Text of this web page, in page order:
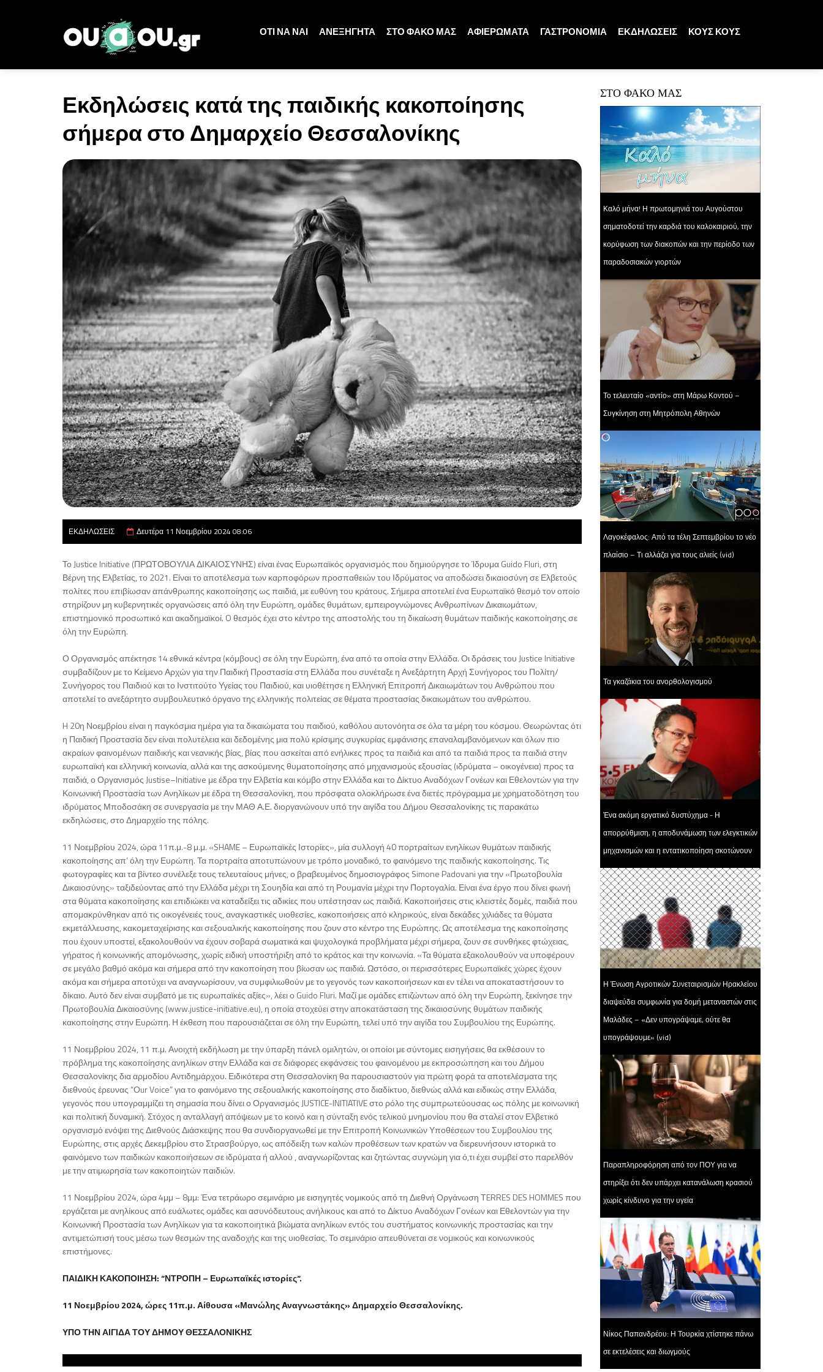
ΟΤΙ ΝΑ ΝΑΙ ΑΝΕΞΗΓΗΤΑ ΣΤΟ ΦΑΚΟ ΜΑΣ ΑΦΙΕΡΩΜΑΤΑ ΓΑΣΤΡΟΝΟΜΙΑ ΕΚΔΗΛΩΣΕΙΣ ΚΟΥΣ ΚΟΥΣ
Εκδηλώσεις κατά της παιδικής κακοποίησης
σήμερα στο Δημαρχείο Θεσσαλονίκης
ΕΚΔΗΛΩΣΕΙΣ Δευτέρα 11 Νοεμβρίου 2024 08:06
Το Justice Initiative (ΠΡΩΤΟΒΟΥΛΙΑ ΔΙΚΑΙΟΣΥΝΗΣ) είναι ένας Ευρωπαϊκός οργανισμός που δημιούργησε το Ίδρυμα Guido Fluri, στη
Βέρνη της Ελβετίας, το 2021. Είναι το αποτέλεσμα των καρποφόρων προσπαθειών του Ιδρύματος να αποδώσει δικαιοσύνη σε Ελβετούς
πολίτες που επιβίωσαν απάνθρωπης κακοποίησης ως παιδιά, με ευθύνη του κράτους. Σήμερα αποτελεί ένα Ευρωπαϊκό θεσμό τον οποίο
στηρίζουν μη κυβερνητικές οργανώσεις από όλη την Ευρώπη, ομάδες θυμάτων, εμπειρογνώμονες Ανθρωπίνων Δικαιωμάτων,
επιστημονικό προσωπικό και ακαδημαϊκοί. O θεσμός έχει στο κέντρο της αποστολής του τη δικαίωση θυμάτων παιδικής κακοποίησης σε
όλη την Ευρώπη.
Ο Οργανισμός απέκτησε 14 εθνικά κέντρα (κόμβους) σε όλη την Ευρώπη, ένα από τα οποία στην Ελλάδα. Οι δράσεις του Justice Initiative
συμβαδίζουν με το Κείμενο Αρχών για την Παιδική Προστασία στη Ελλάδα που συνέταξε η Ανεξάρτητη Αρχή Συνήγορος του Πολίτη/
Συνήγορος του Παιδιού και το Ινστιτούτο Υγείας του Παιδιού, και υιοθέτησε η Ελληνική Επιτροπή Δικαιωμάτων του Ανθρώπου που
αποτελεί το ανεξάρτητο συμβουλευτικό όργανο της ελληνικής πολιτείας σε θέματα προστασίας δικαιωμάτων του ανθρώπου.
H 20η Νοεμβρίου είναι η παγκόσμια ημέρα για τα δικαιώματα του παιδιού, καθόλου αυτονόητα σε όλα τα μέρη του κόσμου. Θεωρώντας ότι
η Παιδική Προστασία δεν είναι πολυτέλεια και δεδομένης μια πολύ κρίσιμης συγκυρίας εμφάνισης επαναλαμβανόμενων και όλων πιο
ακραίων φαινομένων παιδικής και νεανικής βίας, βίας που ασκείται από ενήλικες προς τα παιδιά και από τα παιδιά προς τα παιδιά στην
ευρωπαϊκή και ελληνική κοινωνία, αλλά και της ασκούμενης θυματοποίησης από μηχανισμούς εξουσίας (ιδρύματα – οικογένεια) προς τα
παιδιά, ο Οργανισμός Justise–Initiative με έδρα την Ελβετία και κόμβο στην Ελλάδα και το Δίκτυο Αναδόχων Γονέων και Εθελοντών για την
Κοινωνική Προστασία των Ανηλίκων με έδρα τη Θεσσαλονίκη, που πρόσφατα ολοκλήρωσε ένα διετές πρόγραμμα με χρηματοδότηση του
ιδρύματος Μποδοσάκη σε συνεργασία με την ΜΑΘ Α.Ε. διοργανώνουν υπό την αιγίδα του Δήμου Θεσσαλονίκης τις παρακάτω
εκδηλώσεις, στο Δημαρχείο της πόλης.
11 Νοεμβρίου 2024, ώρα 11π.μ.-8 μ.μ. «SHAME – Ευρωπαϊκές Ιστορίες», μία συλλογή 40 πορτραίτων ενηλίκων θυμάτων παιδικής
κακοποίησης απ’ όλη την Ευρώπη. Τα πορτραίτα αποτυπώνουν με τρόπο μοναδικό, το φαινόμενο της παιδικής κακοποίησης. Τις
φωτογραφίες και τα βίντεο συνέλεξε τους τελευταίους μήνες, ο βραβευμένος δημοσιογράφος Simone Padovani για την «Πρωτοβουλία
Δικαιοσύνης» ταξιδεύοντας από την Eλλάδα μέχρι τη Σουηδία και από τη Ρουμανία μέχρι την Πορτογαλία. Είναι ένα έργο που δίνει φωνή
στα θύματα κακοποίησης και επιδιώκει να καταδείξει τις αδικίες που υπέστησαν ως παιδιά. Κακοποιήσεις στις κλειστές δομές, παιδιά που
απομακρύνθηκαν από τις οικογένειές τους, αναγκαστικές υιοθεσίες, κακοποιήσεις από κληρικούς, είναι δεκάδες χιλιάδες τα θύματα
εκμετάλλευσης, κακομεταχείρισης και σεξουαλικής κακοποίησης που ζουν στο κέντρο της Ευρώπης. Ως αποτέλεσμα της κακοποίησης
που έχουν υποστεί, εξακολουθούν να έχουν σοβαρά σωματικά και ψυχολογικά προβλήματα μέχρι σήμερα, ζουν σε συνθήκες φτώχειας,
γήρατος ή κοινωνικής απομόνωσης, χωρίς ειδική υποστήριξη από το κράτος και την κοινωνία. «Τα θύματα εξακολουθούν να υποφέρουν
σε μεγάλο βαθμό ακόμα και σήμερα από την κακοποίηση που βίωσαν ως παιδιά. Ωστόσο, οι περισσότερες Ευρωπαϊκές χώρες έχουν
ακόμα και σήμερα αποτύχει να αναγνωρίσουν, να συμφιλιωθούν με το γεγονός των κακοποιήσεων και εν τέλει να αποκαταστήσουν το
δίκαιο. Αυτό δεν είναι συμβατό με τις ευρωπαϊκές αξίες», λέει ο Guido Fluri. Μαζί με ομάδες επιζώντων από όλη την Ευρώπη, ξεκίνησε την
Πρωτοβουλία Δικαιοσύνης (www.justice-initiative.eu), η οποία στοχεύει στην αποκατάσταση της δικαιοσύνης θυμάτων παιδικής
κακοποίησης στην Ευρώπη. Η έκθεση που παρουσιάζεται σε όλη την Ευρώπη, τελεί υπό την αιγίδα του Συμβουλίου της Ευρώπης.
11 Νοεμβρίου 2024, 11 π.μ. Ανοιχτή εκδήλωση με την ύπαρξη πάνελ ομιλητών, οι οποίοι με σύντομες εισηγήσεις θα εκθέσουν το
πρόβλημα της κακοποίησης ανηλίκων στην Ελλάδα και σε διάφορες εκφάνσεις του φαινομένου με εκπροσώπηση και του Δήμου
Θεσσαλονίκης δια αρμοδίου Αντιδημάρχου. Ειδικότερα στη Θεσσαλονίκη θα παρουσιαστούν για πρώτη φορά τα αποτελέσματα της
διεθνούς έρευνας “Οur Voice” για το φαινόμενο της σεξουαλικής κακοποίησης στο διαδίκτυο, διεθνώς αλλά και ειδικώς στην Ελλάδα,
γεγονός που υπογραμμίζει τη σημασία που δίνει ο Οργανισμός JUSTICE-INITIATIVE στο ρόλο της συμπρωτεύουσας ως πόλης με κοινωνική
και πολιτική δυναμική. Στόχος η ανταλλαγή απόψεων με το κοινό και η σύνταξη ενός τελικού μνημονίου που θα σταλεί στον Ελβετικό
οργανισμό ενόψει της Διεθνούς Διάσκεψης που θα συνδιοργανωθεί με την Επιτροπή Κοινωνικών Υποθέσεων του Συμβουλίου της
Ευρώπης, στις αρχές Δεκεμβρίου στο Στρασβούργο, ως απόδειξη των καλών προθέσεων των κρατών να διερευνήσουν ιστορικά το
φαινόμενο των παιδικών κακοποιήσεων σε ιδρύματα ή αλλού , αναγνωρίζοντας και ζητώντας συγνώμη για ό,τι έχει συμβεί στο παρελθόν
με την ατιμωρησία των κακοποιητών παιδιών.
11 Νοεμβρίου 2024, ώρα 4μμ – 8μμ: Ένα τετράωρο σεμινάριο με εισηγητές νομικούς από τη Διεθνή Οργάνωση ΤERRES DES HOMMES που
εργάζεται με ανηλίκους από ευάλωτες ομάδες και ασυνόδευτους ανήλικους και από το Δίκτυο Αναδόχων Γονέων και Εθελοντών για την
Κοινωνική Προστασία των Ανηλίκων για τα κακοποιητικά βιώματα ανηλίκων εντός του συστήματος κοινωνικής προστασίας και την
αντιμετώπισή τους μέσω των θεσμών της αναδοχής και της υιοθεσίας. Το σεμινάριο απευθύνεται σε νομικούς και κοινωνικούς
επιστήμονες.
ΠΑΙΔΙΚΗ ΚΑΚΟΠΟΙΗΣΗ: “ΝΤΡΟΠΗ – Ευρωπαϊκές ιστορίες“.
11 Νοεμβρίου 2024, ώρες 11π.μ. Αίθουσα «Μανώλης Αναγνωστάκης» Δημαρχείο Θεσσαλονίκης.
ΥΠΟ ΤΗΝ ΑΙΓΙΔΑ ΤΟΥ ΔΗΜΟΥ ΘΕΣΣΑΛΟΝΙΚΗΣ
ΣΤΟ ΦΑΚΟ ΜΑΣ
Καλό μήνα! Η πρωτομηνιά του Αυγούστου
σηματοδοτεί την καρδιά του καλοκαιριού, την
κορύφωση των διακοπών και την περίοδο των
παραδοσιακών γιορτών
Το τελευταίο «αντίο» στη Μάρω Κοντού –
Συγκίνηση στη Μητρόπολη Αθηνών
Λαγοκέφαλος: Από τα τέλη Σεπτεμβρίου το νέο
πλαίσιο – Τι αλλάζει για τους αλιείς (vid)
Τα γκαζάκια του ανορθολογισμού
Ένα ακόμη εργατικό δυστύχημα - Η
απορρύθμιση, η αποδυνάμωση των ελεγκτικών
μηχανισμών και η εντατικοποίηση σκοτώνουν
Η Ένωση Αγροτικών Συνεταιρισμών Ηρακλείου
διαψεύδει συμφωνία για δομή μεταναστών στις
Μαλάδες – «Δεν υπογράψαμε, ούτε θα
υπογράψουμε» (vid)
Παραπληροφόρηση από τον ΠΟΥ για να
στηρίξει ότι δεν υπάρχει κατανάλωση κρασιού
χωρίς κίνδυνο για την υγεία
Νίκος Παπανδρέου: Η Τουρκία χτίστηκε πάνω
σε εκτελέσεις και διωγμούς